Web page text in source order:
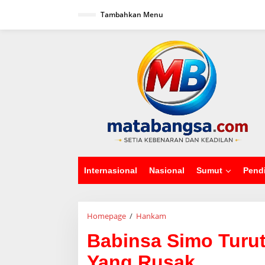
Tambahkan Menu
Internasional Nasional Sumut
Homepage / Hankam
b
i
n
Babinsa Simo